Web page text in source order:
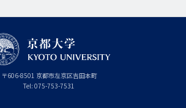
〒606-8501 京
都
府
京都市左京区吉田本町
Tel: 075-753-7531